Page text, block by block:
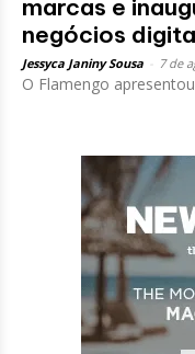
marcas e
negócios
Jessyca Janiny Sousa 7 de
O Flamengo